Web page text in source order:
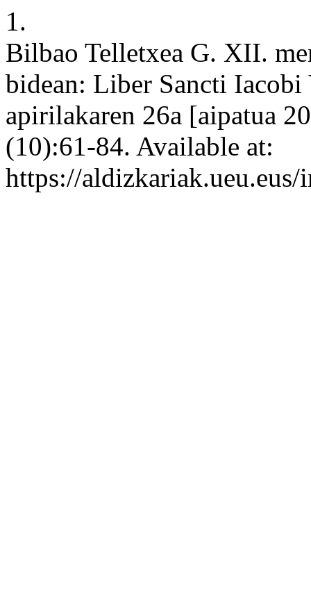
1.
Bilbao Telletxea G. XII.
bidean: Liber Sancti
apirilakaren 26a [aipatua
(10):61-84. Available at:
https://